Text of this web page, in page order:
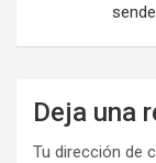
Deja una
Tu dirección de